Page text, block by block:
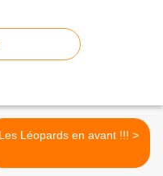
Les Léopards en avant !!! >